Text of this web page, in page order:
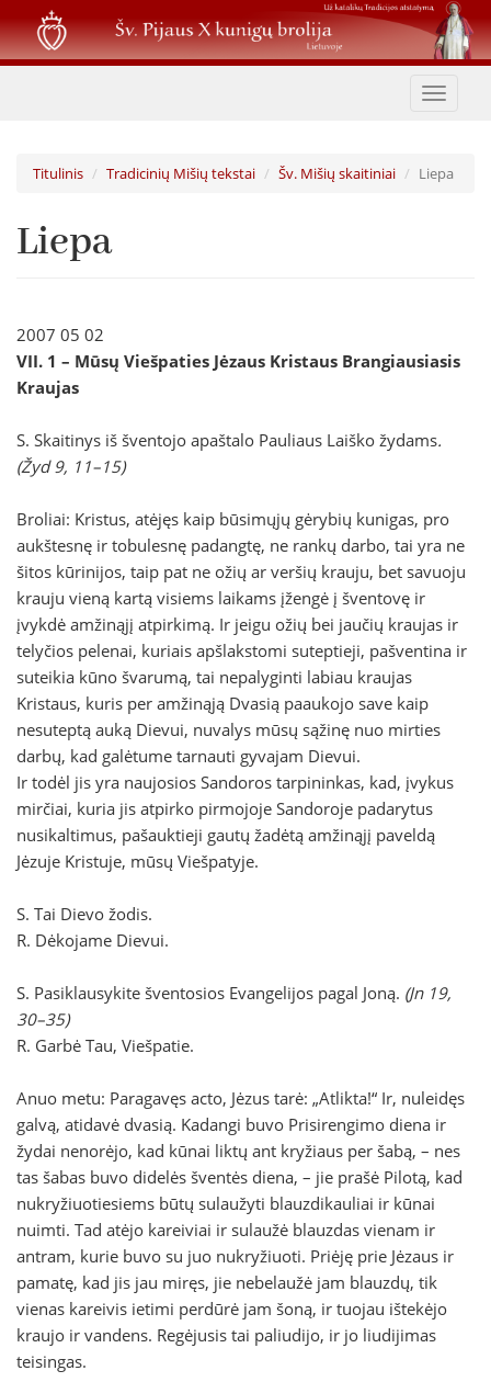
Pereiti
į
pagrindinį
Toggle
Titulinis Tradicinių Mišių tekstai Šv. Mišių skaitiniai Liepa
Liepa
2007 05 02
VII. 1 – Mūsų Viešpaties Jėzaus Kristaus Brangiausiasis
Kraujas
S. Skaitinys iš šventojo apaštalo Pauliaus Laiško žydams.
(Žyd 9, 11–15)
Broliai: Kristus, atėjęs kaip būsimųjų gėrybių kunigas, pro
aukštesnę ir tobulesnę padangtę, ne rankų darbo, tai yra ne
šitos kūrinijos, taip pat ne ožių ar veršių krauju, bet savuoju
krauju vieną kartą visiems laikams įžengė į šventovę ir
įvykdė amžinąjį atpirkimą. Ir jeigu ožių bei jaučių kraujas ir
telyčios pelenai, kuriais apšlakstomi suteptieji, pašventina ir
suteikia kūno švarumą, tai nepalyginti labiau kraujas
Kristaus, kuris per amžinąją Dvasią paaukojo save kaip
nesuteptą auką Dievui, nuvalys mūsų sąžinę nuo mirties
darbų, kad galėtume tarnauti gyvajam Dievui.
Ir todėl jis yra naujosios Sandoros tarpininkas, kad, įvykus
mirčiai, kuria jis atpirko pirmojoje Sandoroje padarytus
nusikaltimus, pašauktieji gautų žadėtą amžinąjį paveldą
Jėzuje Kristuje, mūsų Viešpatyje.
S. Tai Dievo žodis.
R. Dėkojame Dievui.
S. Pasiklausykite šventosios Evangelijos pagal Joną. (Jn 19,
30–35)
R. Garbė Tau, Viešpatie.
Anuo metu: Paragavęs acto, Jėzus tarė: „Atlikta!“ Ir, nuleidęs
galvą, atidavė dvasią. Kadangi buvo Prisirengimo diena ir
žydai nenorėjo, kad kūnai liktų ant kryžiaus per šabą, – nes
tas šabas buvo didelės šventės diena, – jie prašė Pilotą, kad
nukryžiuotiesiems būtų sulaužyti blauzdikauliai ir kūnai
nuimti. Tad atėjo kareiviai ir sulaužė blauzdas vienam ir
antram, kurie buvo su juo nukryžiuoti. Priėję prie Jėzaus ir
pamatę, kad jis jau miręs, jie nebelaužė jam blauzdų, tik
vienas kareivis ietimi perdūrė jam šoną, ir tuojau ištekėjo
kraujo ir vandens. Regėjusis tai paliudijo, ir jo liudijimas
teisingas.